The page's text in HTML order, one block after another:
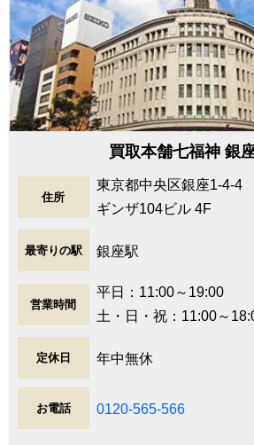
買取本舗七福神 銀
住所
東京都中央区銀座1-4-4
ギンザ104ビル 4F
最寄りの駅 銀座駅
営業時間
平日：11:00～19:00
土・日・祝：11:00～
定休日 年中無休
お電話 0120-565-566